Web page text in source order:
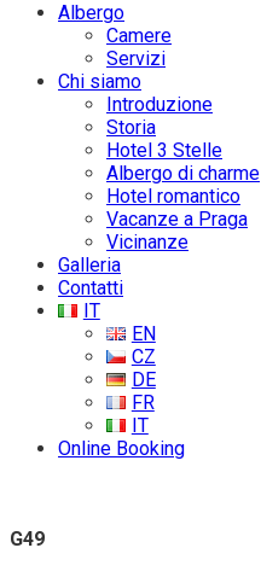
Albergo
Camere
Servizi
Chi siamo
Introduzione
Storia
Hotel 3 Stelle
Albergo di charme
Hotel romantico
Vacanze a Praga
Vicinanze
Galleria
Contatti
IT
EN
CZ
DE
FR
IT
Online Booking
G49